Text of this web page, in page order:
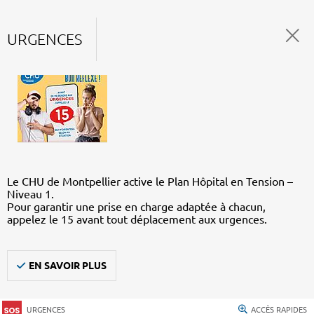
URGENCES
Le CHU de Montpellier active le Plan Hôpital en Tension –
Niveau 1.
Pour garantir une prise en charge adaptée à chacun,
appelez le 15 avant tout déplacement aux urgences.
EN SAVOIR PLUS
URGENCES ACCÈS RAPIDES